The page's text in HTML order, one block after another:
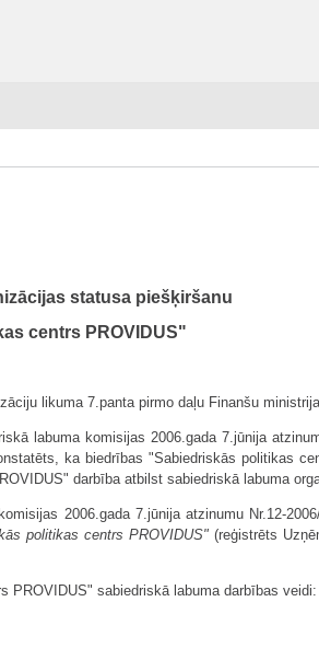
statusa piešķiršanu
centrs PROVIDUS"
likuma 7.panta pirmo daļu Finanšu
labuma komisijas 2006.gada 7.jūnija
ka biedrības "Sabiedriskās politikas
darbība atbilst sabiedriskā labuma
2006.gada 7.jūnija atzinumu Nr.12-
politikas centrs PROVIDUS" (reģistrēts
PROVIDUS" sabiedriskā labuma darbības veidi: